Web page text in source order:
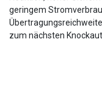
geringem
zum nächsten